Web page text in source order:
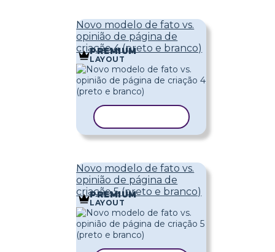
Novo modelo de fato vs.
opinião de página de
criação 4 (preto e branco)
PREMIUM
LAYOUT
Novo modelo de fato vs.
opinião de página de
criação 5 (preto e branco)
PREMIUM
LAYOUT